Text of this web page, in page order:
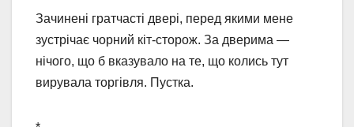
Зачинені гратчасті двері, перед якими мене
зустрічає чорний кіт-сторож. За дверима —
нічого, що б вказувало на те, що колись тут
вирувала торгівля. Пустка.